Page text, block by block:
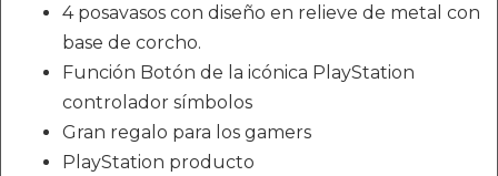
4 posavasos con diseño en relieve de metal con
base de corcho.
Función Botón de la icónica PlayStation
controlador símbolos
Gran regalo para los gamers
PlayStation producto